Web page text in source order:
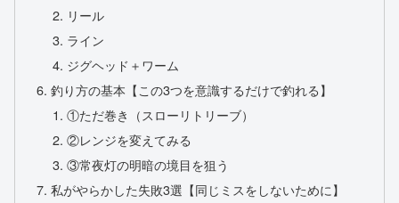
リール
ライン
ジグヘッド＋ワーム
釣り方の基本【この3つを意識するだけで釣れる】
①ただ巻き（スローリトリーブ）
②レンジを変えてみる
③常夜灯の明暗の境目を狙う
私がやらかした失敗3選【同じミスをしないために】